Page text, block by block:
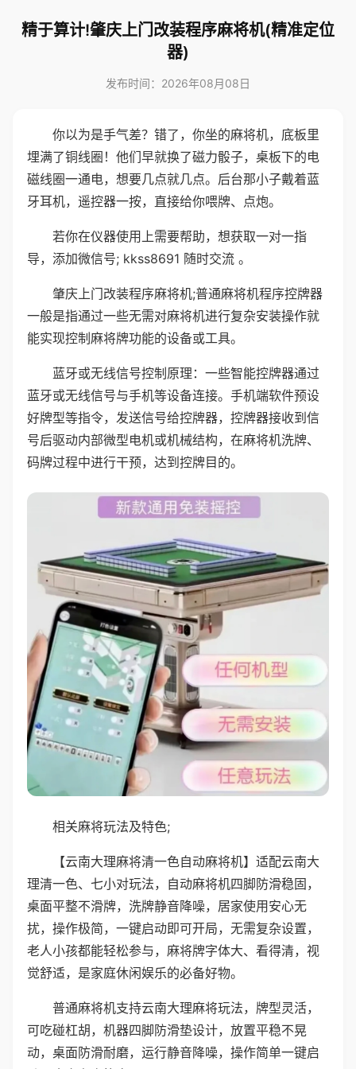
精于算计!肇庆上门改装程序麻将机(精准定位
器)
发布时间：2026年08月08日
你以为是手气差？错了，你坐的麻将机，底板里
埋满了铜线圈！他们早就换了磁力骰子，桌板下的电
磁线圈一通电，想要几点就几点。后台那小子戴着蓝
牙耳机，遥控器一按，直接给你喂牌、点炮。
若你在仪器使用上需要帮助，想获取一对一指
导，添加微信号; kkss8691 随时交流 。
肇庆上门改装程序麻将机;普通麻将机程序控牌器
一般是指通过一些无需对麻将机进行复杂安装操作就
能实现控制麻将牌功能的设备或工具。
蓝牙或无线信号控制原理：一些智能控牌器通过
蓝牙或无线信号与手机等设备连接。手机端软件预设
好牌型等指令，发送信号给控牌器，控牌器接收到信
号后驱动内部微型电机或机械结构，在麻将机洗牌、
码牌过程中进行干预，达到控牌目的。
相关麻将玩法及特色;
【云南大理麻将清一色自动麻将机】适配云南大
理清一色、七小对玩法，自动麻将机四脚防滑稳固，
桌面平整不滑牌，洗牌静音降噪，居家使用安心无
扰，操作极简，一键启动即可开局，无需复杂设置，
老人小孩都能轻松参与，麻将牌字体大、看得清，视
觉舒适，是家庭休闲娱乐的必备好物。
普通麻将机支持云南大理麻将玩法，牌型灵活，
可吃碰杠胡，机器四脚防滑垫设计，放置平稳不晃
动，桌面防滑耐磨，运行静音降噪，操作简单一键启